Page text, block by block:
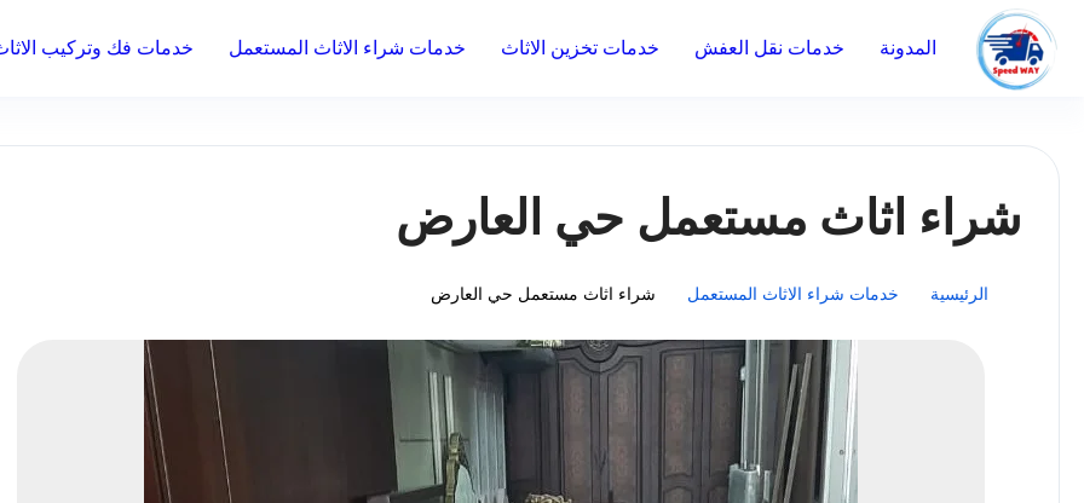
المدونة خدمات نقل العفش خدمات تخزين الاثاث خدمات شراء الاثاث المستعمل خدمات فك وتركيب
شراء اثاث مستعمل حي العارض
الرئيسية خدمات شراء الاثاث المستعمل شراء اثاث مستعمل حي العارض